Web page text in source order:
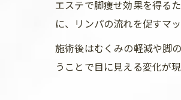
エステで脚痩せ効果を得る
に、リンパの流れを促すマ
施術後はむくみの軽減や脚
うことで目に見える変化が